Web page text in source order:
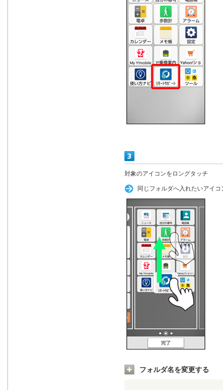
対象のアイコンをロングタッチ
同じフォルダへ入れたいアイ
フォルダ名を変更する